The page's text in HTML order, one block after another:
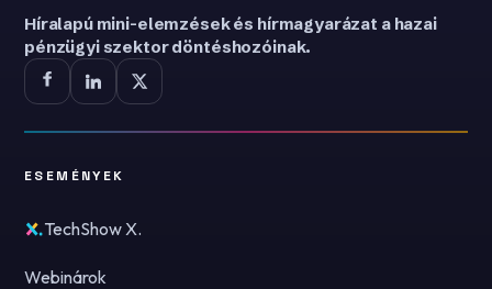
Híralapú mini-elemzések és hírmagyarázat a hazai
pénzügyi szektor döntéshozóinak.
ESEMÉNYEK
TechShow X.
Webinárok